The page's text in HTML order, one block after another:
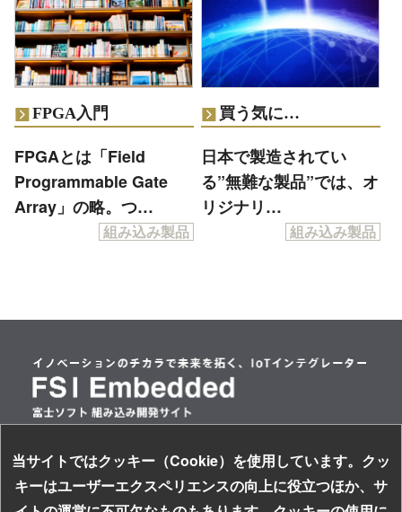
FPGA入門
FPGAとは「Field
Programmable Gate
Array」の略。つ…
組み込み製品
買う気に…
日本で製造されてい
る”無難な製品”では、オ
リジナリ…
組み込み製品
情報セキュリティ基本方針
個人情報保護方針
当サイトではクッキー（Cookie）を使用しています。クッ
キーはユーザーエクスペリエンスの向上に役立つほか、サ